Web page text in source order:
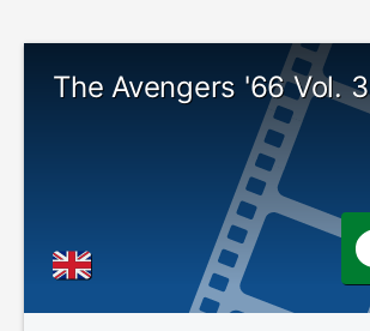
The Avengers '66 Vol. 3